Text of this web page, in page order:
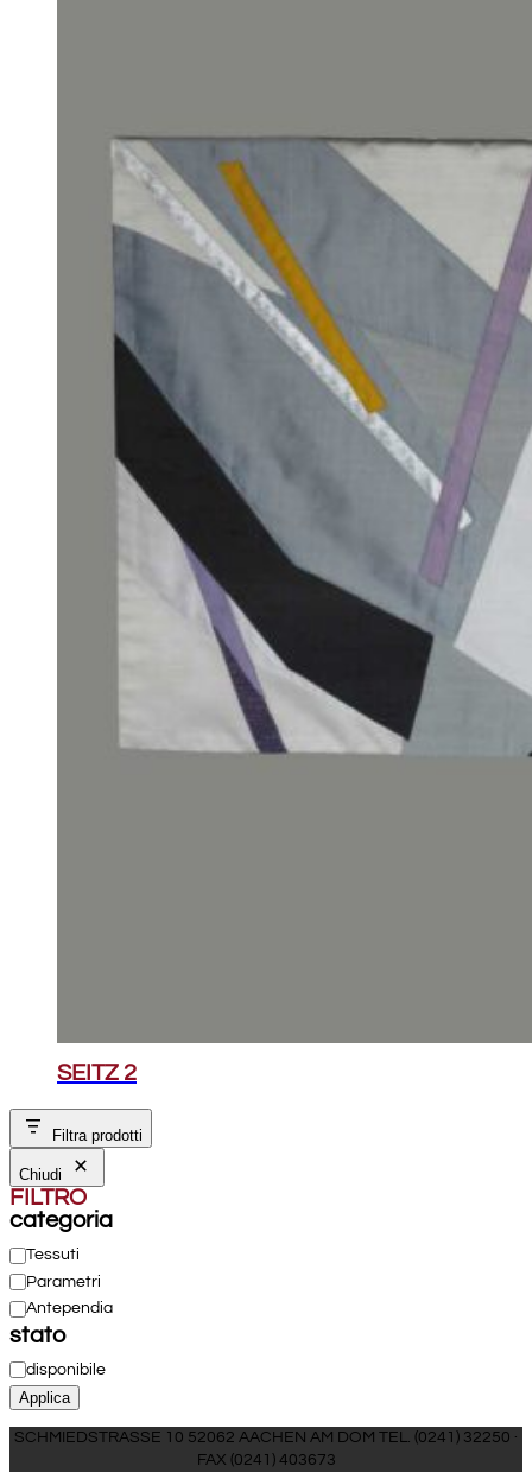
SEITZ 2
Filtra prodotti
Chiudi
FILTRO
categoria
Categoria
Tessuti
Parametri
Antependia
stato
Stato
disponibile
Applica
SCHMIEDSTRASSE 10 52062 AACHEN AM DOM TEL. (0241) 32250 ·
FAX (0241) 403673